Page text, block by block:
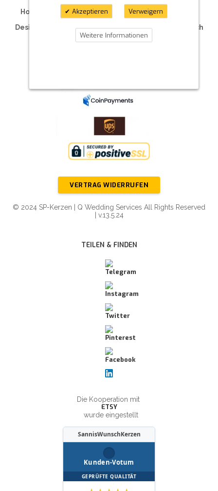
Hochzeitskerzen | Taufkerzen | Kommunionkerzen
Traukerzen | Traurerkerzen | Hotelkerzen
Designkerzen | Kerzen für Ihre Feier | Individuell nach
Maß
VERTRAG WIDERRUFEN
© 2024 SP-Kerzen | Q Wedding Services All Rights Reserved
| v.13.5.24
TEILEN & FINDEN
Die Kooperation mit
ETSY
wurde eingestellt
SannisWunschKerzen
Kunden-Votum
GEPRÜFTE QUALITÄT
Akzeptieren Verweigern
Weitere Informationen